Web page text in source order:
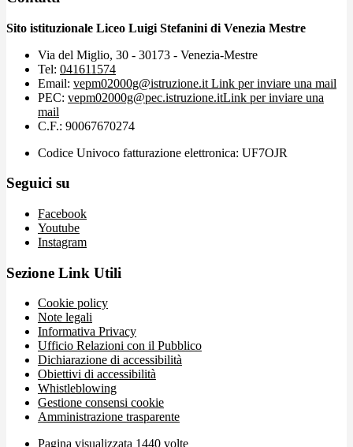
Sito istituzionale Liceo Luigi Stefanini di Venezia Mestre
Via del Miglio, 30 - 30173 - Venezia-Mestre
Tel: 041611574
Email: vepm02000g@istruzione.it Link per inviare una mail
PEC: vepm02000g@pec.istruzione.itLink per inviare una
mail
C.F.: 90067670274
Codice Univoco fatturazione elettronica: UF7OJR
Seguici su
Facebook
Youtube
Instagram
Sezione Link Utili
Cookie policy
Note legali
Informativa Privacy
Ufficio Relazioni con il Pubblico
Dichiarazione di accessibilità
Obiettivi di accessibilità
Whistleblowing
Gestione consensi cookie
Amministrazione trasparente
Pagina visualizzata 1440 volte